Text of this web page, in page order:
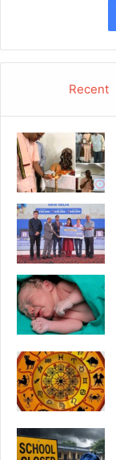
Recent